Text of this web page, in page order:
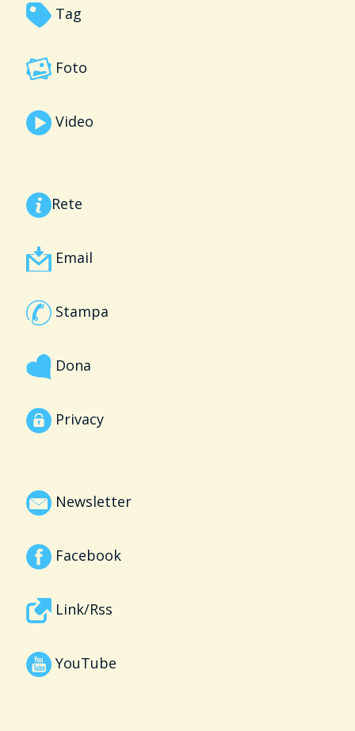
Tag
Foto
Video
Rete
Email
Stampa
Dona
Privacy
Newsletter
Facebook
Link/Rss
YouTube